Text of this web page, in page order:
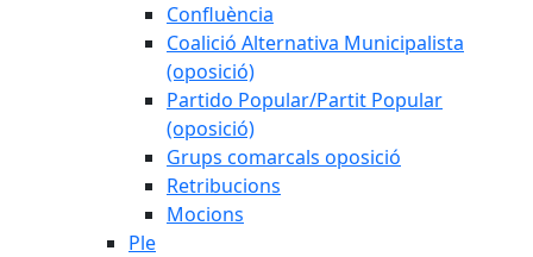
Confluència
Coalició Alternativa Municipalista
(oposició)
Partido Popular/Partit Popular
(oposició)
Grups comarcals oposició
Retribucions
Mocions
Ple